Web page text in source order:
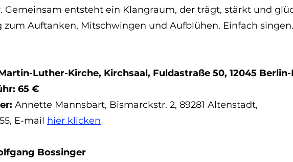
Gemeinsam entsteht ein Klangraum, der trägt, stärkt und
zum Auftanken, Mitschwingen und Aufblühen. Einfach
Luther-Kirche, Kirchsaal, Fuldastraße 50, 12045
65 €
Annette Mannsbart, Bismarckstr. 2, 89281 Altenstadt,
E-mail hier klicken
Bossinger